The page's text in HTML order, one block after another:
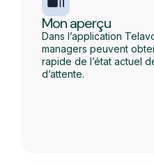
Mon aperçu
Dans l’application
managers peuvent
rapide de l’état actuel
d’attente.